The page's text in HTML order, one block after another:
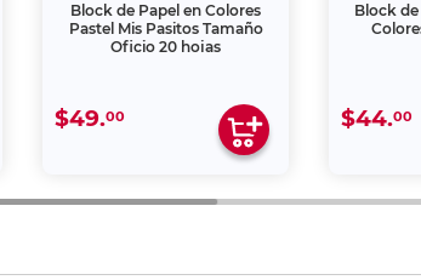
Block de Papel en Colores
Pastel Mis Pasitos Tamaño
Oficio 20 hojas
$49.00
Block
$44.00